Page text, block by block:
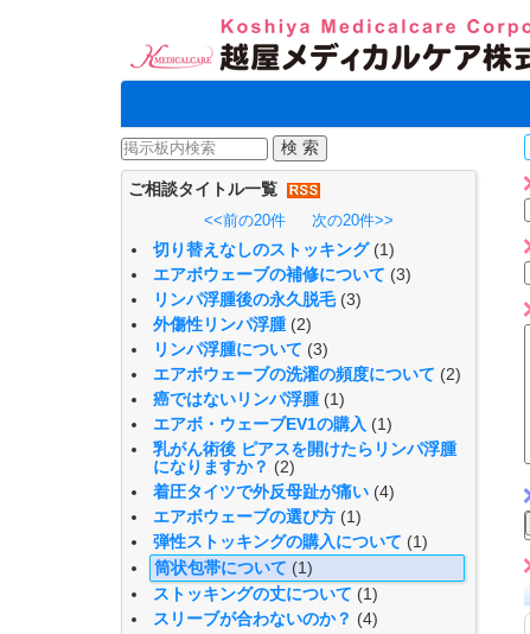
ご相談タイトル一覧
<<前の20件
次の20件>>
切り替えなしのストッキング (1)
エアボウェーブの補修について (3)
リンパ浮腫後の永久脱毛 (3)
外傷性リンパ浮腫 (2)
リンパ浮腫について (3)
エアボウェーブの洗濯の頻度について (2)
癌ではないリンパ浮腫 (1)
エアボ・ウェーブEV1の購入 (1)
乳がん術後 ピアスを開けたらリンパ浮腫
になりますか？ (2)
着圧タイツで外反母趾が痛い (4)
エアボウェーブの選び方 (1)
弾性ストッキングの購入について (1)
筒状包帯について (1)
ストッキングの丈について (1)
スリーブが合わないのか？ (4)